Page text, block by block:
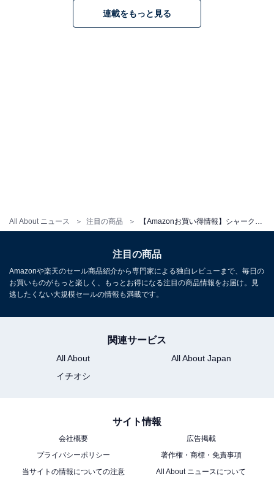
All About ニュース 注目の商品
Shark シャーク EVOPOWER SYSTEM STD コードレスス
ティッククリーナー CS100J スチールグレイ
シャーク「LC751JLVNC」
連載をもっと見る
注目の商品
Amazonや楽天のセール商品紹介から専門家による独自レビューまで、毎日の
お買いものがもっと楽しく、もっとお得になる注目の商品情報をお届け。見
逃したくない大規模セールの情報も満載です。
関連サービス
All About
All About Japan
イチオシ
サイト情報
会社概要
広告掲載
プライバシーポリシー
著作権・商標・免責事項
当サイトの情報についての注意
All About ニュースについて